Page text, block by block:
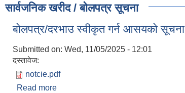
सार्वजनिक खरीद / बोलपत्र सूचना
बोलपत्र/दरभाउ स्वीकृत गर्न आसयको सूचना
Submitted on: Wed, 11/05/2025 - 12:01
दस्तावेज:
notcie.pdf
Read more